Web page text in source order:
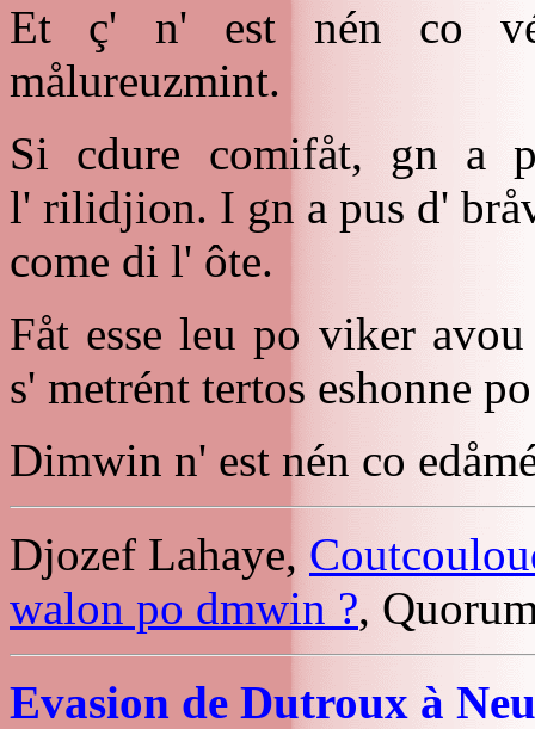
Et ç' n' est nén co
målureuzmint.
Si cdure comifåt, gn a
l' rilidjion. I gn a pus d'
come di l' ôte.
Fåt esse leu po viker
s' metrént tertos eshonne
Dimwin n' est nén co
Djozef Lahaye,
walon po dmwin ?,
Evasion de Dutroux à